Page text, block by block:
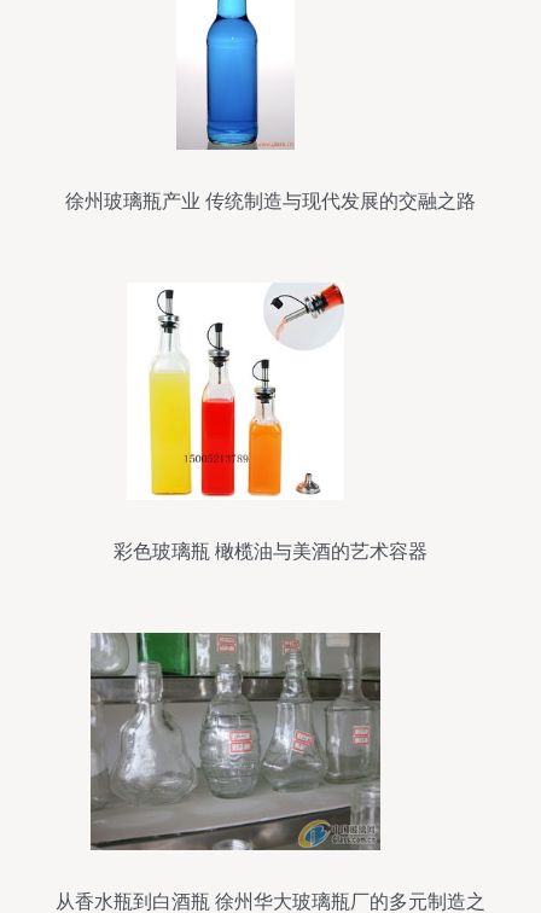
徐州玻璃瓶产业 传统制造与现代发展的交融之路
彩色玻璃瓶 橄榄油与美酒的艺术容器
从香水瓶到白酒瓶 徐州华大玻璃瓶厂的多元制造之